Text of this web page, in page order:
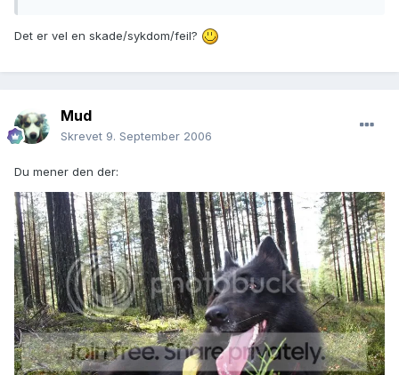
Det er vel en skade/sykdom/feil?
Mud
Skrevet 9. September 2006
Du mener den der: